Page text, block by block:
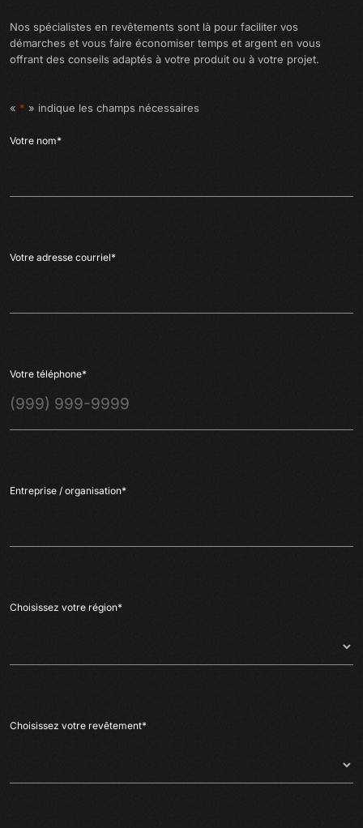
Nos spécialistes en revêtements sont là pour faciliter vos
démarches et vous faire économiser temps et argent en vous
offrant des conseils adaptés à votre produit ou à votre projet.
« * » indique les champs nécessaires
Votre nom*
Votre adresse courriel*
Votre téléphone*
Entreprise / organisation*
Choisissez votre région*
Choisissez votre revêtement*